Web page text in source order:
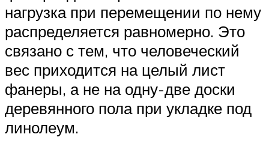
нагрузка при перемещении по нему
распределяется равномерно. Это
связано с тем, что человеческий
вес приходится на целый лист
фанеры, а не на одну-две доски
деревянного пола при укладке под
линолеум.